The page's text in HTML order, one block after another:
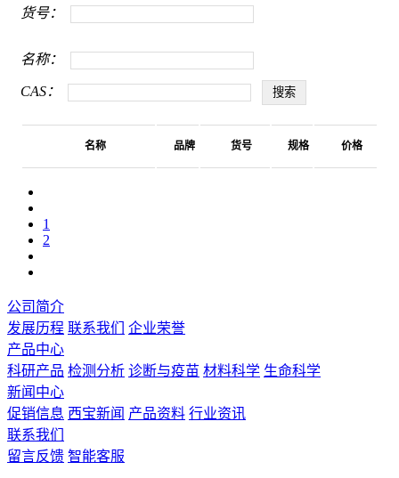
货号：
名称：
CAS：
名称 品牌 货号 规格 价格
1
2
公司简介
发展历程 联系我们
企业荣誉
产品中心
科研产品 检测分析 诊断与疫苗 材料科学 生命科学
新闻中心
促销信息 西宝新闻 产品资料 行业资讯
联系我们
留言反馈 智能客服